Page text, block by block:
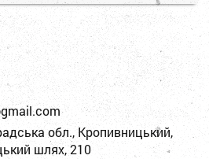
mail.com
обл., Кропивницький,
шлях, 210